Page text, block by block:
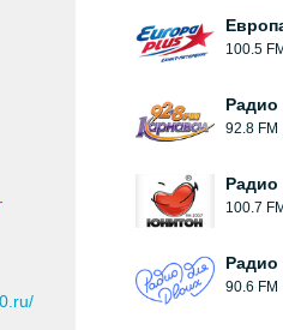
100.5
Радио
92.8 FM
100.7
Радио
90.6 FM